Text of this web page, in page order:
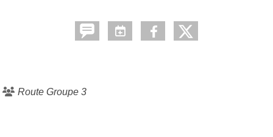
Route Groupe 3